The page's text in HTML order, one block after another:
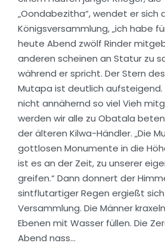
„Oondabezitha“, wendet er sich
Königsversammlung, „ich habe
heute Abend zwölf Rinder
anderen scheinen an Statur zu
während er spricht. Der Stern
Mutapa ist deutlich aufsteigend.
nicht annähernd so viel Vieh
werden wir alle zu Obatala
der älteren Kilwa-Händler. „Die
gottlosen Monumente in die
ist es an der Zeit, zu unserer
greifen.“ Dann donnert der
sintflutartiger Regen ergießt
Versammlung. Die Männer
Ebenen mit Wasser füllen. Die
Abend nass…